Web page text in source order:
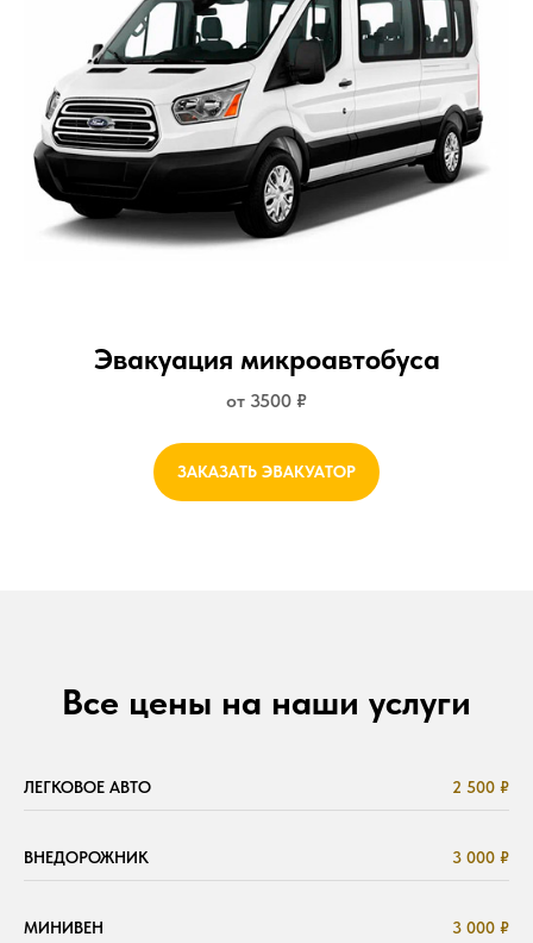
Эвакуация микроавтобуса
от 3500 ₽
ЗАКАЗАТЬ ЭВАКУАТОР
Все цены на наши услуги
ЛЕГКОВОЕ АВТО 2 500 ₽
ВНЕДОРОЖНИК 3 000 ₽
МИНИВЕН 3 000 ₽